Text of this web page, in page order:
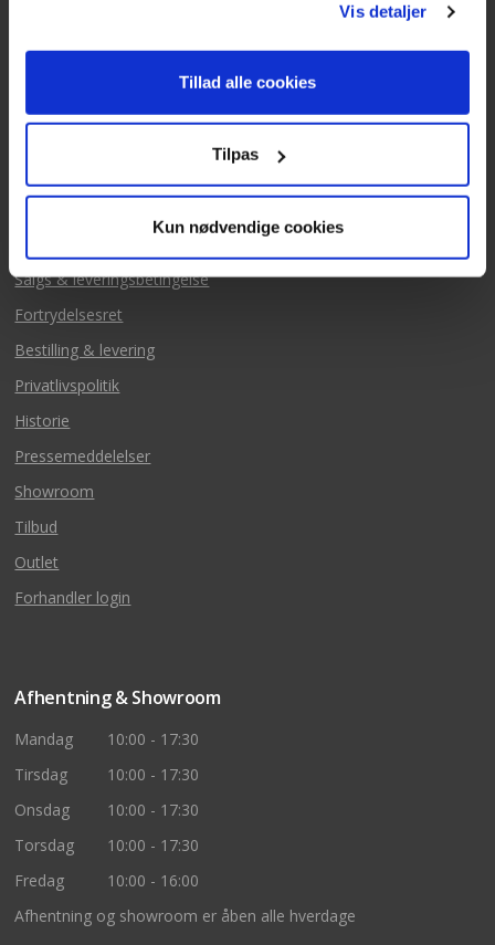
Vis detaljer
Tillad alle cookies
Tilpas
Kun nødvendige cookies
Salgs & leveringsbetingelse
Fortrydelsesret
Bestilling & levering
Privatlivspolitik
Historie
Pressemeddelelser
Showroom
Tilbud
Outlet
Forhandler login
Afhentning & Showroom
Mandag
10:00 - 17:30
Tirsdag
10:00 - 17:30
Onsdag
10:00 - 17:30
Torsdag
10:00 - 17:30
Fredag
10:00 - 16:00
Afhentning og showroom er åben alle hverdage